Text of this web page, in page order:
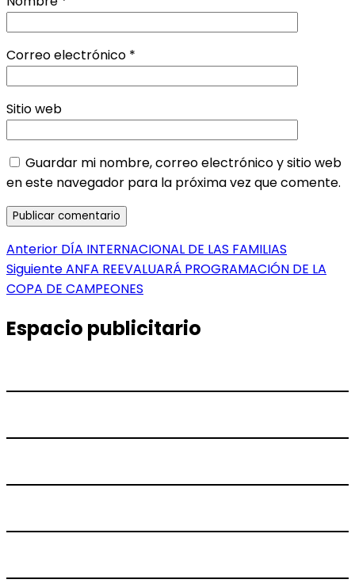
Correo electrónico *
Sitio web
Guardar mi nombre, correo electrónico y sitio web
en este navegador para la próxima vez que comente.
Navegación
de
Anterior Entrada
anterior:
DÍA INTERNACIONAL DE LAS FAMILIAS
SiguienteEntrada
siguiente:
ANFA REEVALUARÁ PROGRAMACIÓN DE LA
COPA DE CAMPEONES
Espacio publicitario